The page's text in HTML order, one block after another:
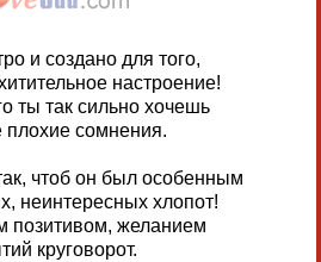
и создано для того,
настроение!
ты так сильно хочешь
плохие сомнения.
чтоб он был особенным
неинтересных хлопот!
позитивом, желанием
круговорот.